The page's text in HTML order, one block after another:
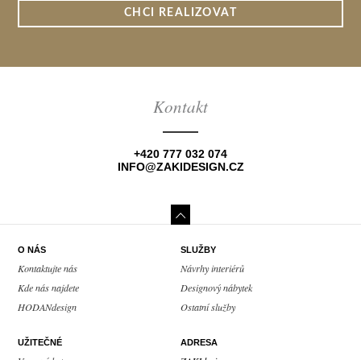
CHCI REALIZOVAT
Kontakt
+420 777 032 074
INFO@ZAKIDESIGN.CZ
O NÁS
Kontaktujte nás
Kde nás najdete
HODANdesign
SLUŽBY
Návrhy interiérů
Designový nábytek
Ostatní služby
UŽITEČNÉ ADRESA